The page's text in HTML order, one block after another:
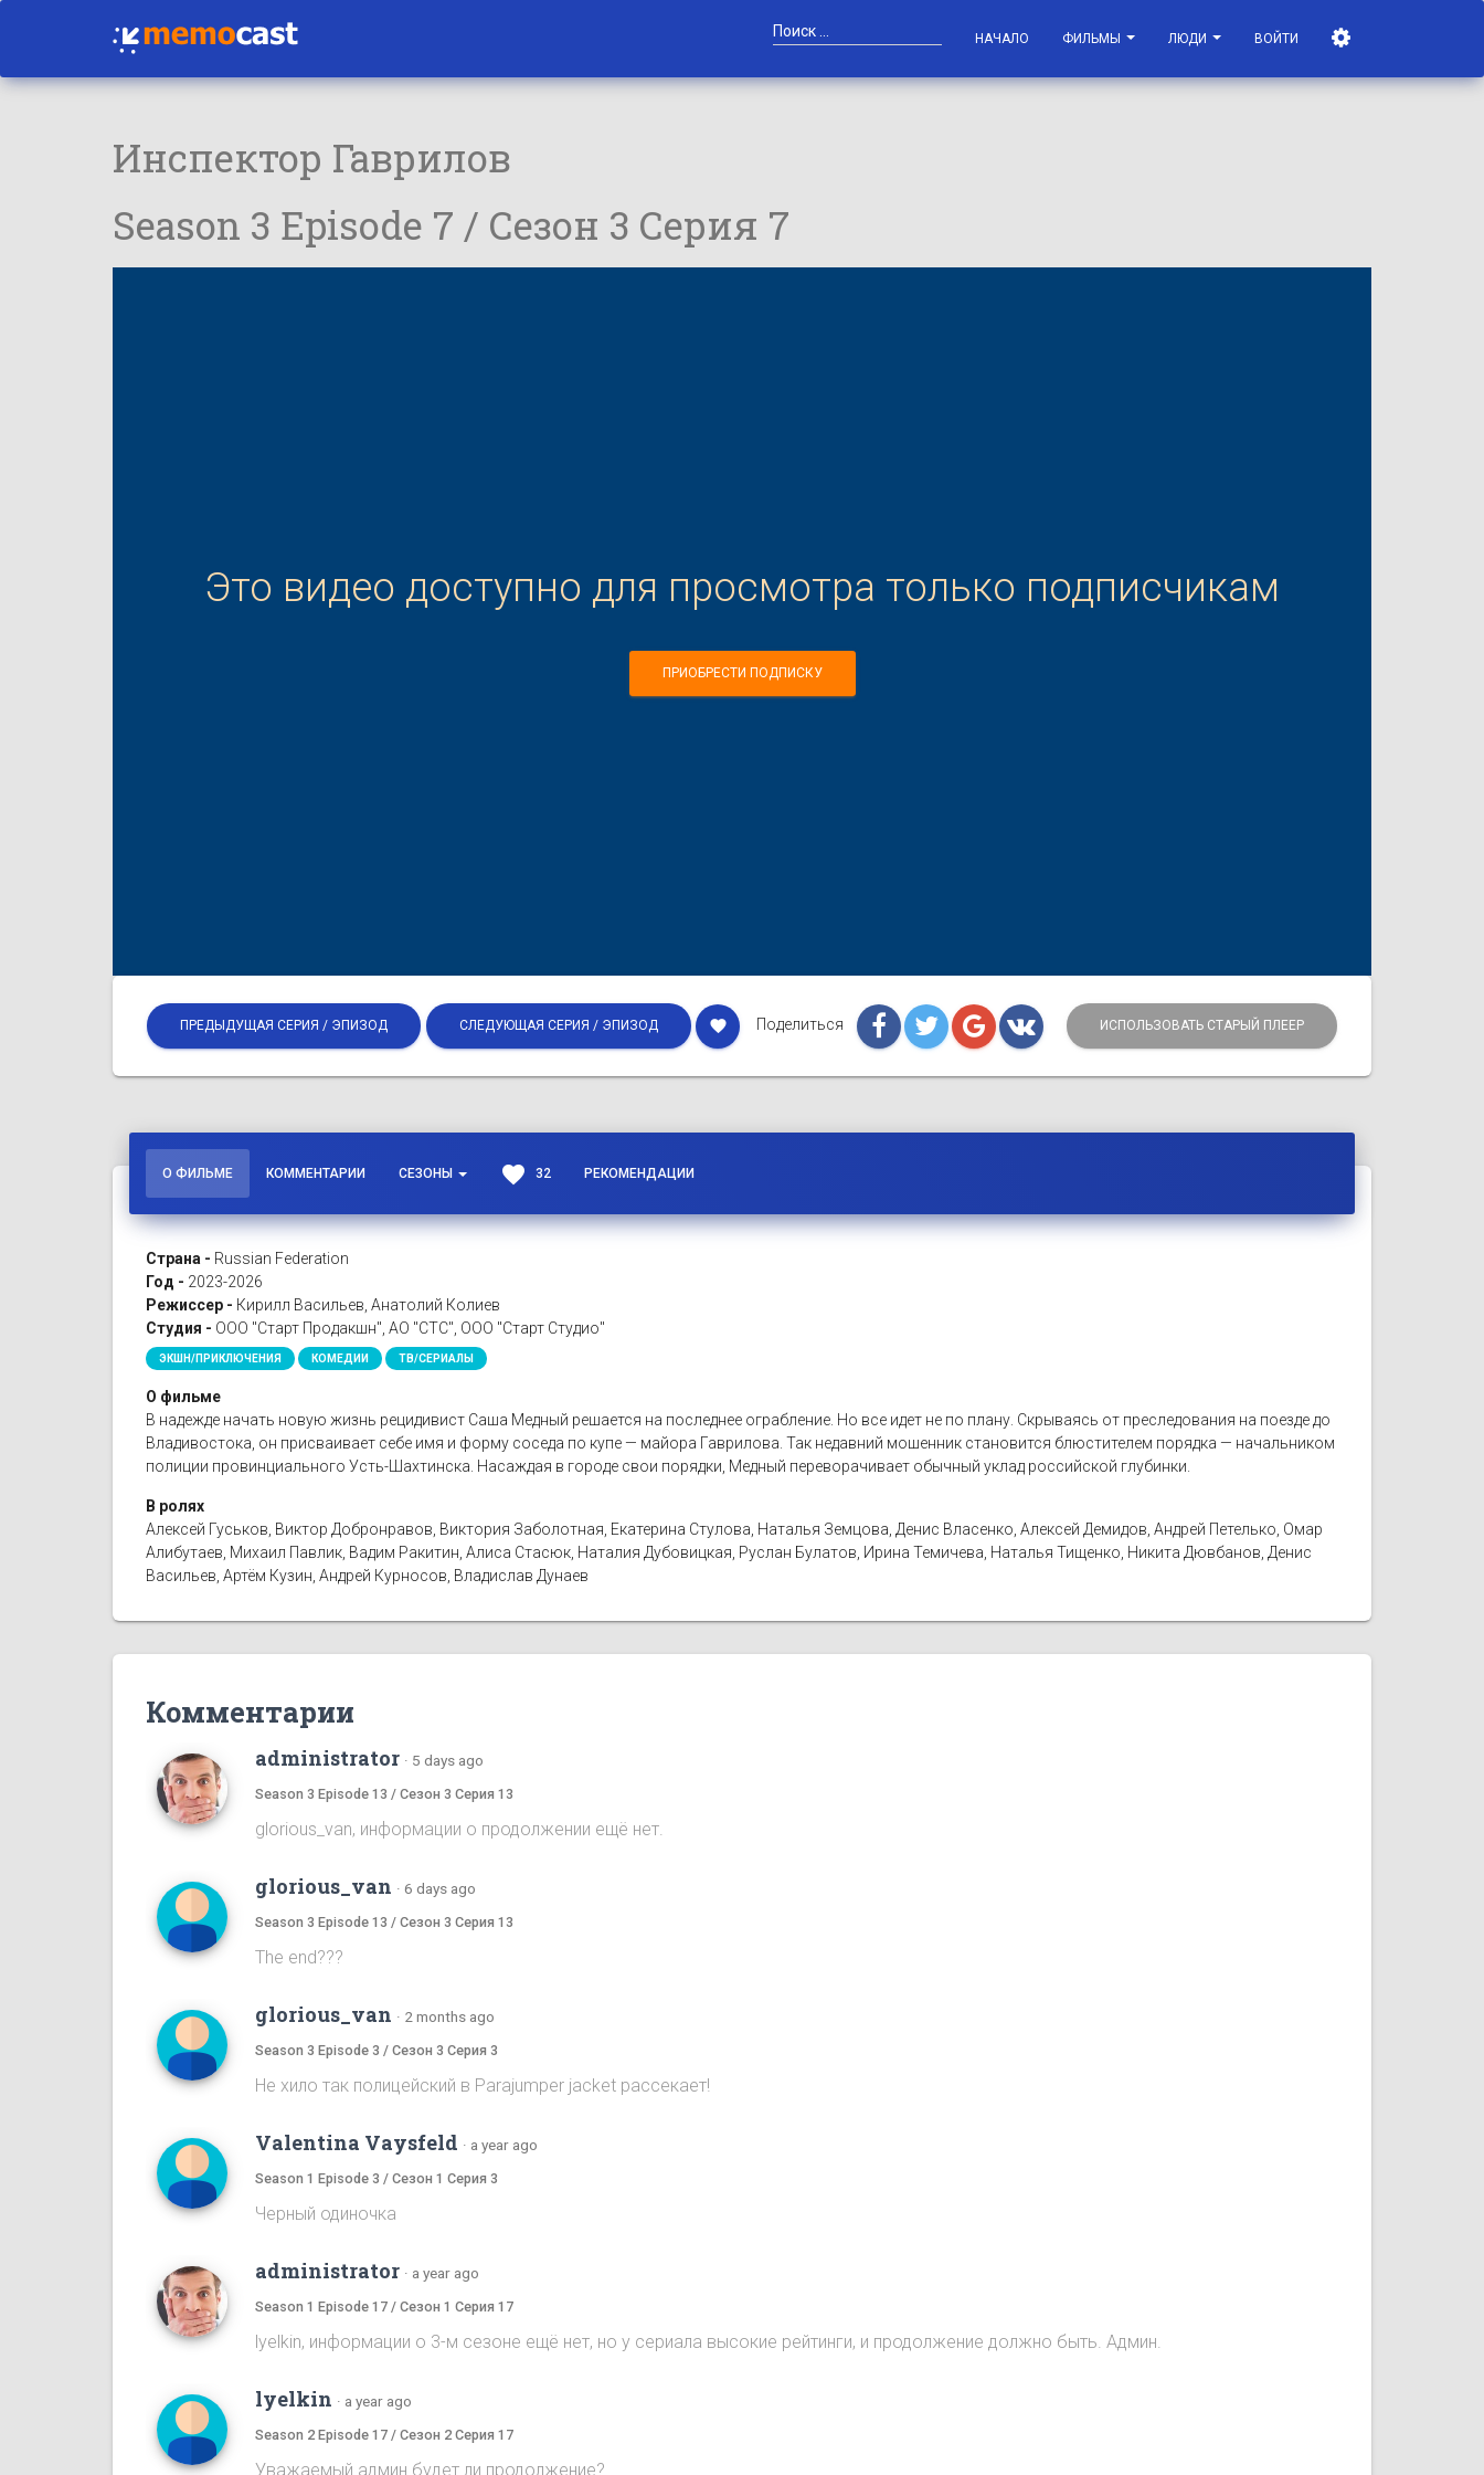
НАЧАЛО ФИЛЬМЫ ЛЮДИ ВОЙТИ
Инспектор Гаврилов
Season 3 Episode 7 / Сезон 3 Серия 7
Это видео доступно для просмотра только подписчикам
ПРИОБРЕСТИ ПОДПИСКУ
ПРЕДЫДУЩАЯ СЕРИЯ / ЭПИЗОД СЛЕДУЮЩАЯ СЕРИЯ / ЭПИЗОД favorite Поделиться ИСПОЛЬЗОВАТЬ СТАРЫЙ ПЛЕЕР
О ФИЛЬМЕ КОММЕНТАРИИ СЕЗОНЫ favorite 32 РЕКОМЕНДАЦИИ
Страна - Russian Federation
Год - 2023-2026
Режиссер - Кирилл Васильев, Анатолий Колиев
Студия - ООО "Старт Продакшн", АО "СТС", ООО "Старт Студио"
ЭКШН/ПРИКЛЮЧЕНИЯ КОМЕДИИ ТВ/СЕРИАЛЫ
О фильме
В надежде начать новую жизнь рецидивист Саша Медный решается на последнее ограбление. Но все идет не по плану. Скрываясь от преследования на поезде до
Владивостока, он присваивает себе имя и форму соседа по купе — майора Гаврилова. Так недавний мошенник становится блюстителем порядка — начальником
полиции провинциального Усть-Шахтинска. Насаждая в городе свои порядки, Медный переворачивает обычный уклад российской глубинки.
В ролях
Алексей Гуськов, Виктор Добронравов, Виктория Заболотная, Екатерина Стулова, Наталья Земцова, Денис Власенко, Алексей Демидов, Андрей Петелько, Омар
Алибутаев, Михаил Павлик, Вадим Ракитин, Алиса Стасюк, Наталия Дубовицкая, Руслан Булатов, Ирина Темичева, Наталья Тищенко, Никита Дювбанов, Денис
Васильев, Артём Кузин, Андрей Курносов, Владислав Дунаев
Комментарии
administrator · 5 days ago
Season 3 Episode 13 / Сезон 3 Серия 13
glorious_van, информации о продолжении ещё нет.
glorious_van · 6 days ago
Season 3 Episode 13 / Сезон 3 Серия 13
The end???
glorious_van · 2 months ago
Season 3 Episode 3 / Сезон 3 Серия 3
Не хило так полицейский в Parajumper jacket рассекает!
Valentina Vaysfeld · a year ago
Season 1 Episode 3 / Сезон 1 Серия 3
Черный одиночка
administrator · a year ago
Season 1 Episode 17 / Сезон 1 Серия 17
lyelkin, информации о 3-м сезоне ещё нет, но у сериала высокие рейтинги, и продолжение должно быть. Админ.
lyelkin · a year ago
Season 2 Episode 17 / Сезон 2 Серия 17
Уважаемый админ будет ли продолжение?